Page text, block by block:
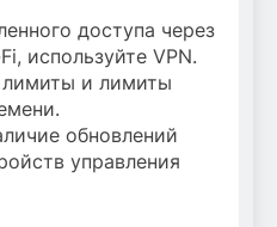
доступа через
используйте VPN.
лимиты и лимиты
обновлений
управления